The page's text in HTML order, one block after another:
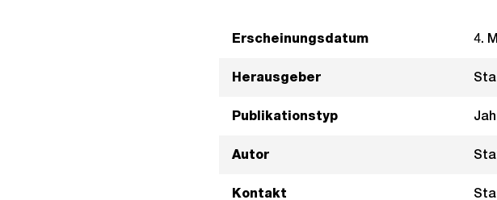
Erscheinungsdatum 4.
Herausgeber
Publikationstyp
Autor
Kontakt